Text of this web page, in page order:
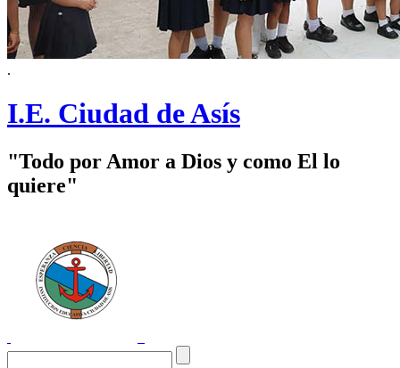
.
I.E. Ciudad de Asís
"Todo por Amor a Dios y como El lo
quiere"